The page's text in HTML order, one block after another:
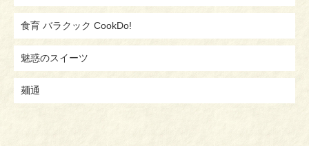
食育 バラクック CookDo!
魅惑のスイーツ
麺通